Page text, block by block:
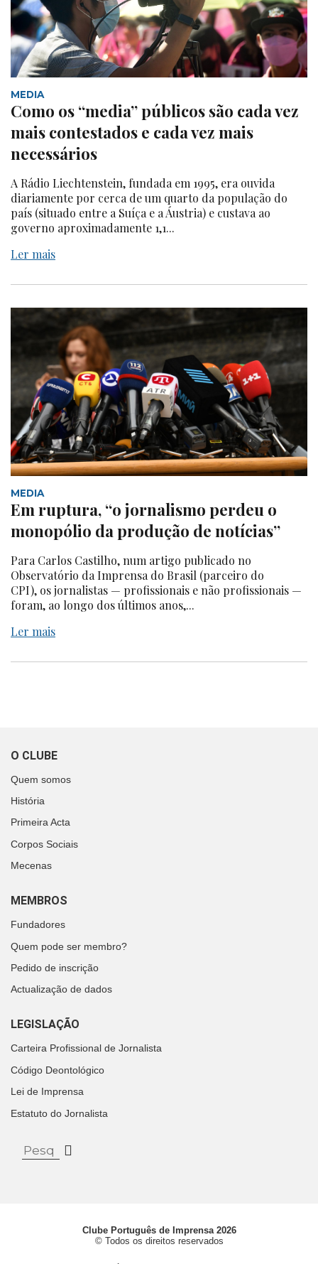
MEDIA
Como os “media” públicos são cada vez
mais contestados e cada vez mais
necessários
A Rádio Liechtenstein, fundada em 1995, era ouvida
diariamente por cerca de um quarto da população do
país (situado entre a Suíça e a Áustria) e custava ao
governo aproximadamente 1,1...
Ler mais
MEDIA
Em ruptura, “o jornalismo perdeu o
monopólio da produção de notícias”
Para Carlos Castilho, num artigo publicado no
Observatório da Imprensa do Brasil (parceiro do
CPI), os jornalistas — profissionais e não profissionais —
foram, ao longo dos últimos anos,...
Ler mais
O CLUBE
Quem somos
História
Primeira Acta
Corpos Sociais
Mecenas
MEMBROS
Fundadores
Quem pode ser membro?
Pedido de inscrição
Actualização de dados
LEGISLAÇÃO
Carteira Profissional de Jornalista
Código Deontológico
Lei de Imprensa
Estatuto do Jornalista
Clube Português de Imprensa 2026
© Todos os direitos reservados